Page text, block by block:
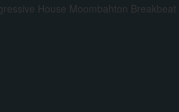
House Moombahton Breakbeat